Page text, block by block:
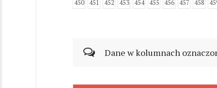
450 451 452 453 454 455 456 457 458
Dane w kolumnach